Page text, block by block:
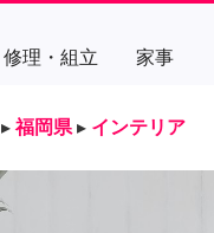
修理・組立 家事
▸ 福岡県 ▸ インテリア